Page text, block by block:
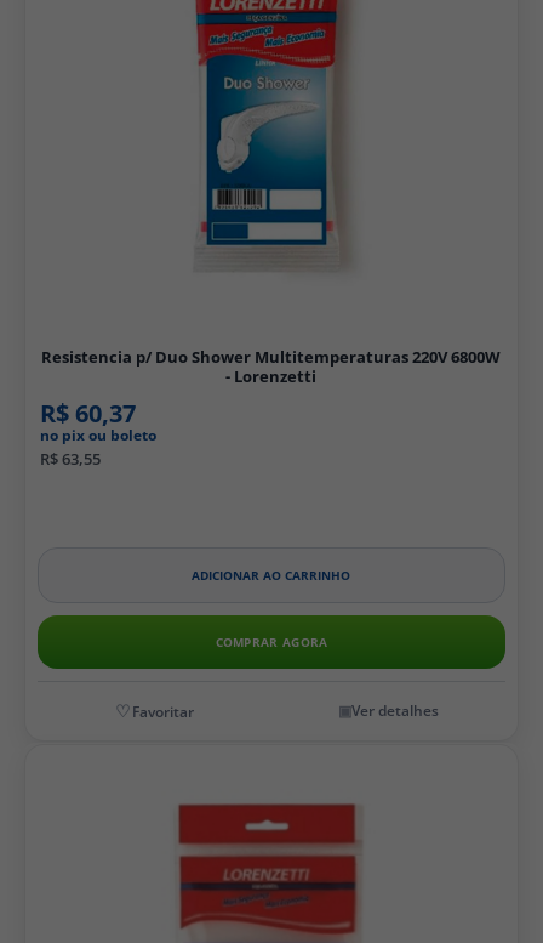
Resistencia p/ Duo Shower Multitemperaturas 220V 6800W
- Lorenzetti
R$ 60,37
no pix ou boleto
R$ 63,55
ADICIONAR AO CARRINHO
COMPRAR AGORA
Ver detalhes